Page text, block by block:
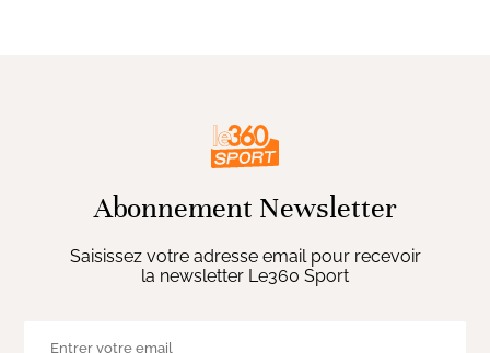
Abonnement Newsletter
Saisissez votre adresse email pour recevoir
la newsletter Le360 Sport